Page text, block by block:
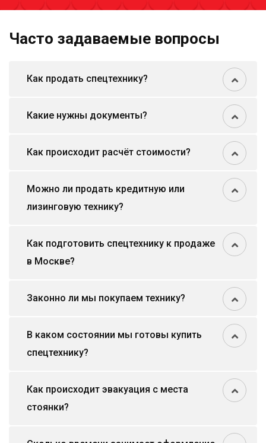
Часто задаваемые вопросы
Как продать спецтехнику?
Какие нужны документы?
Как происходит расчёт стоимости?
Можно ли продать кредитную или
лизинговую технику?
Как подготовить спецтехнику к продаже
в Москве?
Законно ли мы покупаем технику?
В каком состоянии мы готовы купить
спецтехнику?
Как происходит эвакуация с места
стоянки?